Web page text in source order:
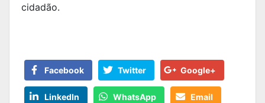
cidadão.
Facebook Twitter Google+
LinkedIn WhatsApp Email